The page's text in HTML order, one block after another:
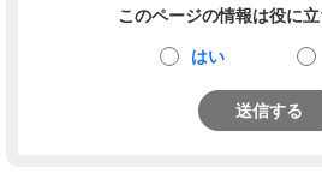
このページの情報は役に
はい
送信する